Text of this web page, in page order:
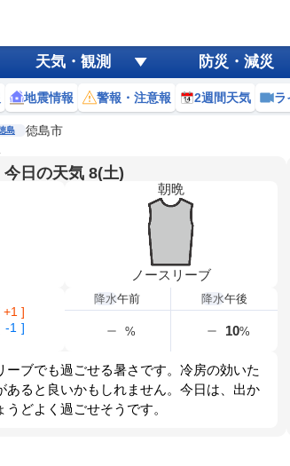
天気・観測 防災・減災
地震情報 警報・注意報 2週間天気 ラ
島 徳島市
今日の天気 8(土)
朝晩
ノースリーブ
+1 ]
-1 ]
降水午前
%
降水午後
10%
ーブでも過ごせる暑さです。冷房の効いた
あると良いかもしれません。今日は、出か
どよく過ごせそうです。